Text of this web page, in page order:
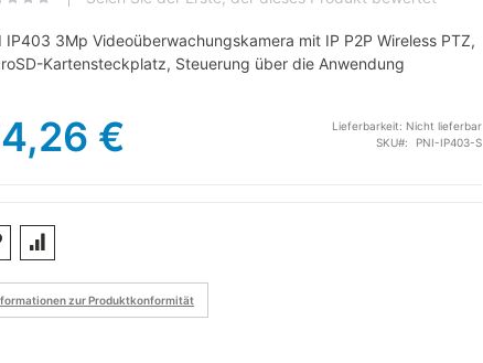
IP403 3Mp Videoüberwachungskamera mit IP P2P Wireless PTZ,
Kartensteckplatz, Steuerung über die Anwendung
€ Lieferbarkeit: Nicht lieferbar
SKU
PNI-IP403-S
zur Produktkonformität